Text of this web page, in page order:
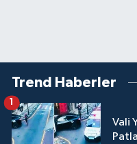
Trend Haberler
Vali